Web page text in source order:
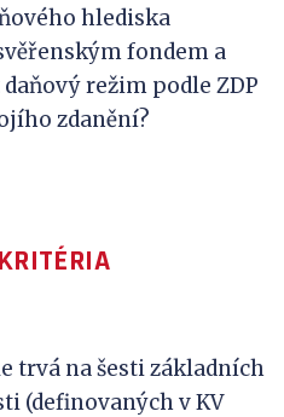
hlediska
fondem a
režim podle ZDP
zdanění?
trvá na šesti základních
(definovaných v KV